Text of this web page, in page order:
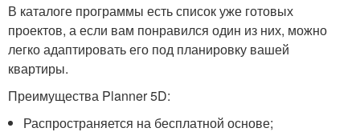
В каталоге программы есть список уже готовых
проектов, а если вам понравился один из них, можно
легко адаптировать его под планировку вашей
квартиры.
Преимущества Planner 5D:
Распространяется на бесплатной основе;